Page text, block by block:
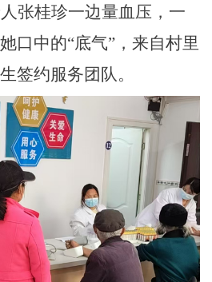
张桂珍一边量血压，一
口中的“底气”，来自村里
签约服务团队。